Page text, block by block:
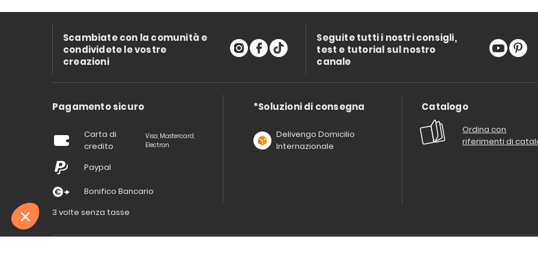
Scambiate con la comunità e
condividete le vostre
creazioni
Seguite tutti i nostri consigli,
test e tutorial sul nostro
canale
Pagamento sicuro
Carta di
credito
Visa, Mastercard,
Electron
Paypal
Bonifico Bancario
3 volte senza tasse
*Soluzioni di consegna
Delivengo Domicilio
Internazionale
Catalogo
Ordina con
riferimenti di